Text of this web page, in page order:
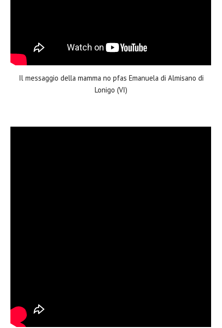
Il messaggio della mamma no pfas Emanuela di Almisano di
Lonigo (VI)